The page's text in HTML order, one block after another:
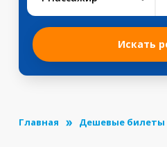
Искать
Главная Дешевые билеты